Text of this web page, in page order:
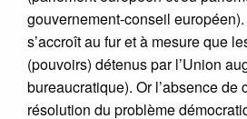
gouvernement-conseil
s’accroît au fur et à mesure que
(pouvoirs) détenus par l’Union
bureaucratique). Or l’absence de
résolution du problème